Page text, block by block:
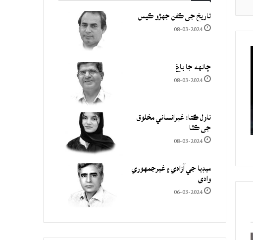
تاريخ جي ڪفن جھڙو ڪيس
08-03-2024
چانهه جا باغ
08-03-2024
ناول ڪتا: غيرانساني مخلوق
جي ڪٿا
08-03-2024
ميڊيا جي آزادي ۽ غيرجمھوري
وادي
06-03-2024